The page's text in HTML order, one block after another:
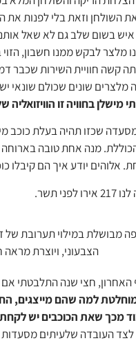
השולחן וזאת בלי לפנות
בשום שלב גם לא שאל
מלצר לבקש ממנו חשבון,
קשה חוויית השירות שכבר
שונים שכולם שונאי
בחוויה זו
שכזו תהיה בעלת כוכב
הכוללת. מנה אחת טובה
אלוהים יודע איך הם קיבלו
תשר.
האחרון, חצי שנה התלבטתי
למה שהם מייצגים,
מכך שאת הכוכבים יש לקחת
העובדה שלעיתים מסעדות